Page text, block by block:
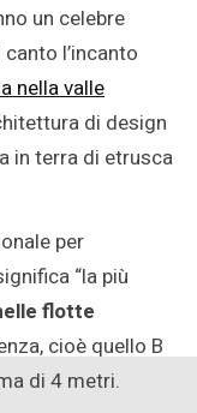
un celebre
l’incanto
nella valle
di design
in terra di etrusca
per
“la più
flotte
cioè quello B
di 4 metri.